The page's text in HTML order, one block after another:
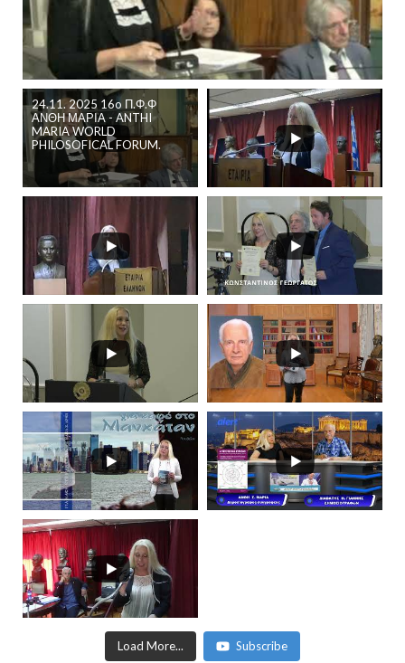
24.11. 2025 16o Π.Φ.Φ
ΑΝΘΗ ΜΑΡΙΑ - ANTHI
MARIA WORLD
PHILOSOFICAL FORUM.
Load More... Subscribe